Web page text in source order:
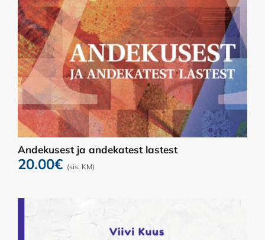
Andekusest ja andekatest lastest
20.00€ (sis. KM)